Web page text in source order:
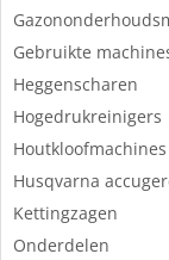
Gebruikte
Heggenscharen
Hogedrukreinigers
Houtkloofmachines
Husqvarna
Kettingzagen
Onderdelen